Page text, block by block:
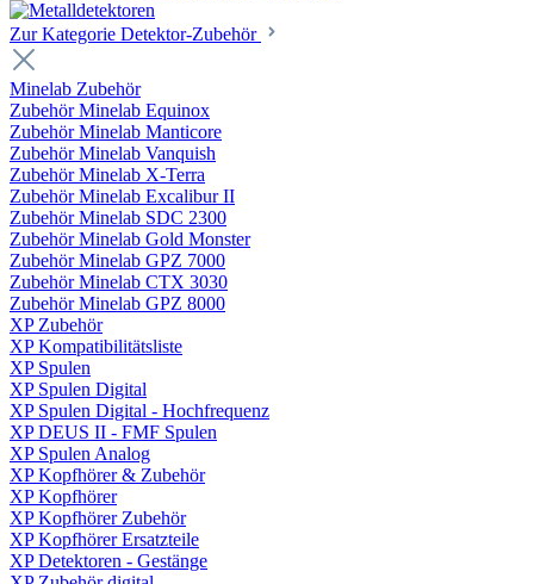
Zur Kategorie Detektor-Zubehör
Minelab Zubehör
Zubehör Minelab Equinox
Zubehör Minelab Manticore
Zubehör Minelab Vanquish
Zubehör Minelab X-Terra
Zubehör Minelab Excalibur II
Zubehör Minelab SDC 2300
Zubehör Minelab Gold Monster
Zubehör Minelab GPZ 7000
Zubehör Minelab CTX 3030
Zubehör Minelab GPZ 8000
XP Zubehör
XP Kompatibilitätsliste
XP Spulen
XP Spulen Digital
XP Spulen Digital - Hochfrequenz
XP DEUS II - FMF Spulen
XP Spulen Analog
XP Kopfhörer & Zubehör
XP Kopfhörer
XP Kopfhörer Zubehör
XP Kopfhörer Ersatzteile
XP Detektoren - Gestänge